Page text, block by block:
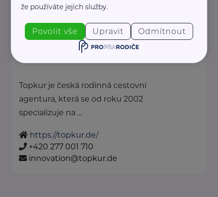
Topkur
Trojská 79/14 Kobylisy, Praha 8
Topkur je česká rodinná cestovní
agentura, která se od roku 2002
specializuje na ...
https://topkur.de/
+420 277 001 710
innovation@topkur.de
že používáte jejich služby.
Povolit vše Upravit Odmítnout